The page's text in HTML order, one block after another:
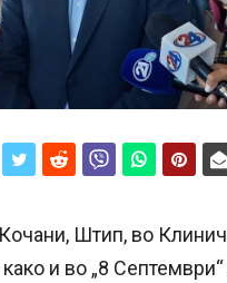
Штип, во
и во „8